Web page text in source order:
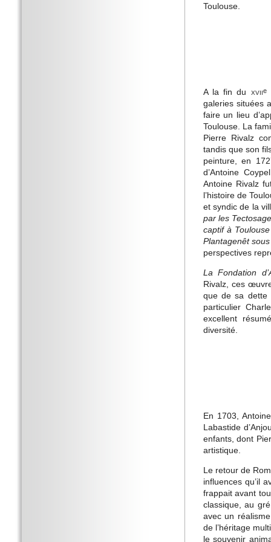
Toulouse.
A la fin du xviie
galeries situées
faire un lieu
Toulouse. La
Pierre Rivalz
tandis que son
peinture, en
d’Antoine
Antoine Rivalz
l’histoire de
et syndic de la
par les
captif à
Plantagenêt
perspectives
La Fondation
Rivalz, ces
que de sa dette
particulier
excellent
diversité.
En 1703,
Labastide
enfants, dont
artistique.
Le retour de
influences qu’il
frappait avant
classique, au
avec un
de l’héritage
le souvenir